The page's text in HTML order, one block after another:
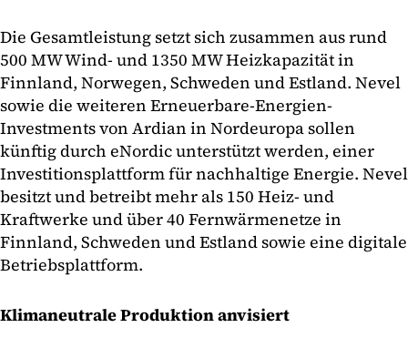
Die Gesamtleistung setzt sich zusammen aus rund
500 MW Wind- und 1350 MW Heizkapazität in
Finnland, Norwegen, Schweden und Estland. Nevel
sowie die weiteren Erneuerbare-Energien-
Investments von Ardian in Nordeuropa sollen
künftig durch eNordic unterstützt werden, einer
Investitionsplattform für nachhaltige Energie. Nevel
besitzt und betreibt mehr als 150 Heiz- und
Kraftwerke und über 40 Fernwärmenetze in
Finnland, Schweden und Estland sowie eine digitale
Betriebsplattform.
Klimaneutrale Produktion anvisiert